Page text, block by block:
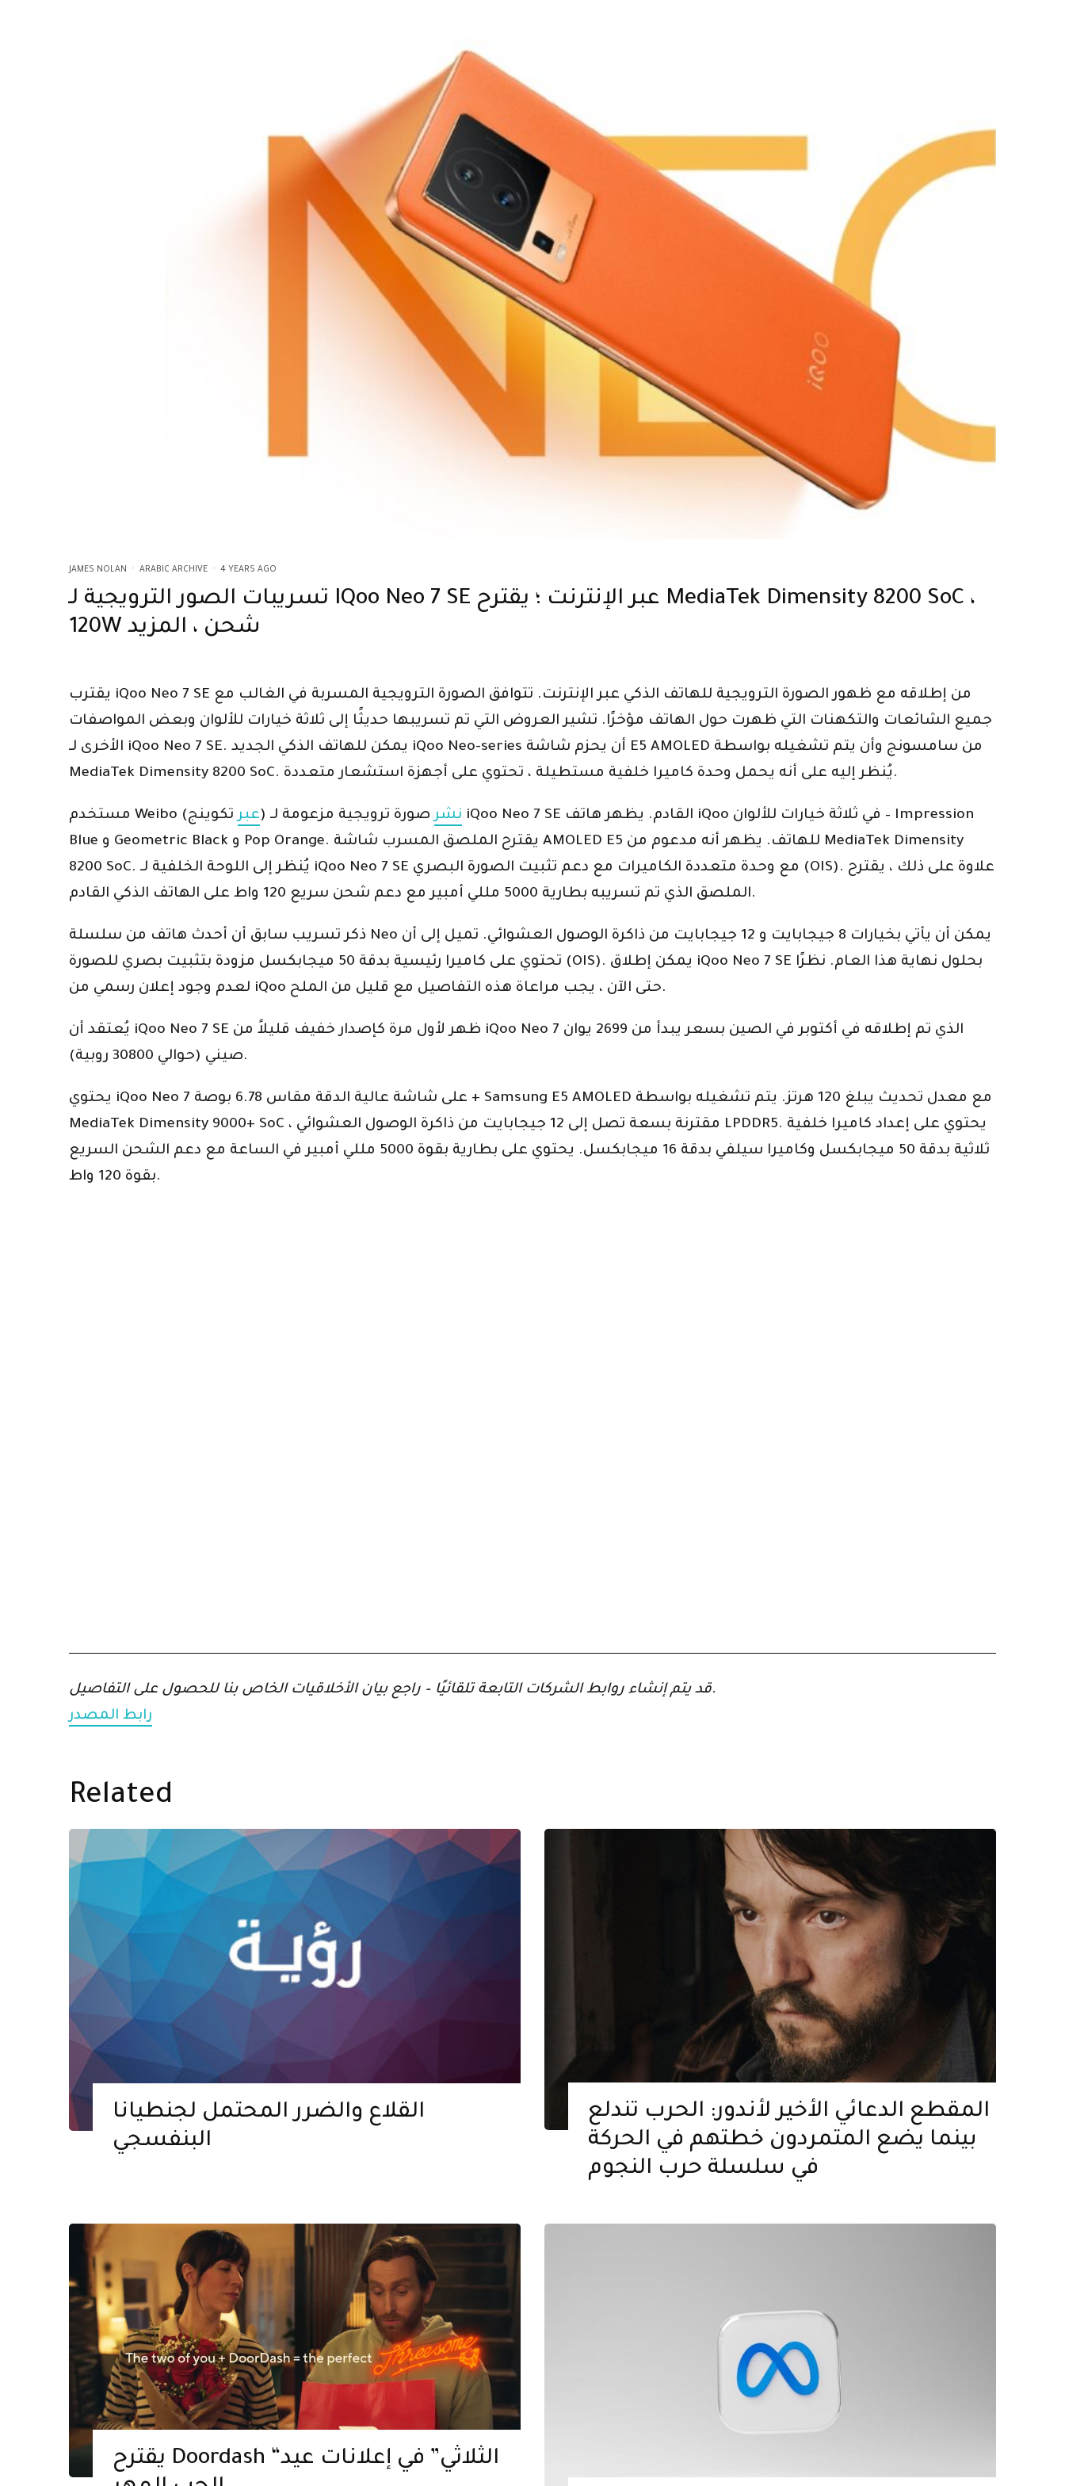
JAMES NOLAN · ARABIC ARCHIVE · 4 YEARS AGO
تسريبات الصور الترويجية لـ IQoo Neo 7 SE عبر الإنترنت ؛ يقترح MediaTek Dimensity 8200 SoC ،
120W شحن ، المزيد
يقترب iQoo Neo 7 SE من إطلاقه مع ظهور الصورة الترويجية للهاتف الذكي عبر الإنترنت. تتوافق الصورة الترويجية المسربة في الغالب مع
جميع الشائعات والتكهنات التي ظهرت حول الهاتف مؤخرًا. تشير العروض التي تم تسريبها حديثًا إلى ثلاثة خيارات للألوان وبعض المواصفات
الأخرى لـ iQoo Neo 7 SE. يمكن للهاتف الذكي الجديد iQoo Neo-series أن يحزم شاشة E5 AMOLED من سامسونج وأن يتم تشغيله بواسطة
MediaTek Dimensity 8200 SoC. يُنظر إليه على أنه يحمل وحدة كاميرا خلفية مستطيلة ، تحتوي على أجهزة استشعار متعددة.
مستخدم Weibo ( عبرتكوينج) نشرصورة ترويجية مزعومة لـ iQoo Neo 7 SE القادم. يظهر هاتف iQoo في ثلاثة خيارات للألوان – Impression
Blue و Geometric Black و Pop Orange. يقترح الملصق المسرب شاشة AMOLED E5 للهاتف. يظهر أنه مدعوم من MediaTek Dimensity
8200 SoC. يُنظر إلى اللوحة الخلفية لـ iQoo Neo 7 SE مع وحدة متعددة الكاميرات مع دعم تثبيت الصورة البصري (OIS). علاوة على ذلك ، يقترح
الملصق الذي تم تسريبه بطارية 5000 مللي أمبير مع دعم شحن سريع 120 واط على الهاتف الذكي القادم.
ذكر تسريب سابق أن أحدث هاتف من سلسلة Neo يمكن أن يأتي بخيارات 8 جيجابايت و 12 جيجابايت من ذاكرة الوصول العشوائي. تميل إلى أن
تحتوي على كاميرا رئيسية بدقة 50 ميجابكسل مزودة بتثبيت بصري للصورة (OIS). يمكن إطلاق iQoo Neo 7 SE بحلول نهاية هذا العام. نظرًا
لعدم وجود إعلان رسمي من iQoo حتى الآن ، يجب مراعاة هذه التفاصيل مع قليل من الملح.
يُعتقد أن iQoo Neo 7 SE ظهر لأول مرة كإصدار خفيف قليلاً من iQoo Neo 7 الذي تم إطلاقه في أكتوبر في الصين بسعر يبدأ من 2699 يوان
صيني (حوالي 30800 روبية).
يحتوي iQoo Neo 7 على شاشة عالية الدقة مقاس 6.78 بوصة + Samsung E5 AMOLED مع معدل تحديث يبلغ 120 هرتز. يتم تشغيله بواسطة
MediaTek Dimensity 9000+ SoC ، مقترنة بسعة تصل إلى 12 جيجابايت من ذاكرة الوصول العشوائي LPDDR5. يحتوي على إعداد كاميرا خلفية
ثلاثية بدقة 50 ميجابكسل وكاميرا سيلفي بدقة 16 ميجابكسل. يحتوي على بطارية بقوة 5000 مللي أمبير في الساعة مع دعم الشحن السريع
بقوة 120 واط.
قد يتم إنشاء روابط الشركات التابعة تلقائيًا – راجع بيان الأخلاقيات الخاص بنا للحصول على التفاصيل.
رابط المصدر
Related
القلاع والضرر المحتمل لجنطيانا
البنفسجي
المقطع الدعائي الأخير لأندور: الحرب تندلع
بينما يضع المتمردون خطتهم في الحركة
في سلسلة حرب النجوم
يقترح Doordash “الثلاثي” في إعلانات عيد